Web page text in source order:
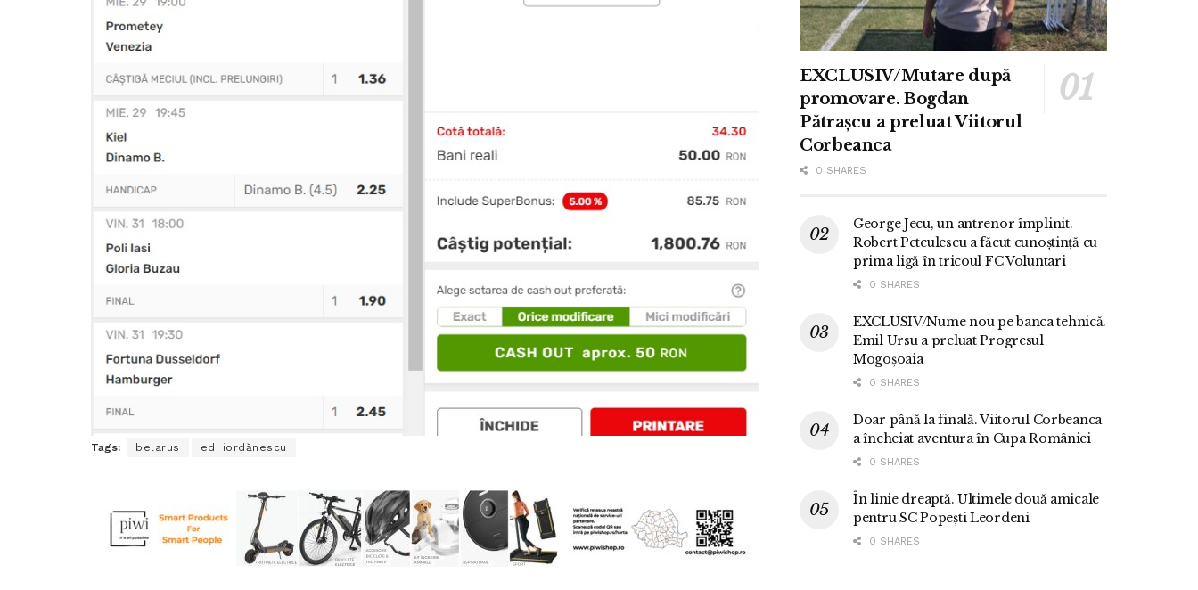
Tags: belarus edi iordănescu
EXCLUSIV/Mutare după
promovare. Bogdan
Pătrașcu a preluat Viitorul
Corbeanca
0 SHARES
George Jecu, un antrenor împlinit.
Robert Petculescu a făcut cunoștință cu
prima ligă în tricoul FC Voluntari
0 SHARES
EXCLUSIV/Nume nou pe banca tehnică.
Emil Ursu a preluat Progresul
Mogoșoaia
0 SHARES
Doar până la finală. Viitorul Corbeanca
a încheiat aventura în Cupa României
0 SHARES
În linie dreaptă. Ultimele două amicale
pentru SC Popești Leordeni
0 SHARES